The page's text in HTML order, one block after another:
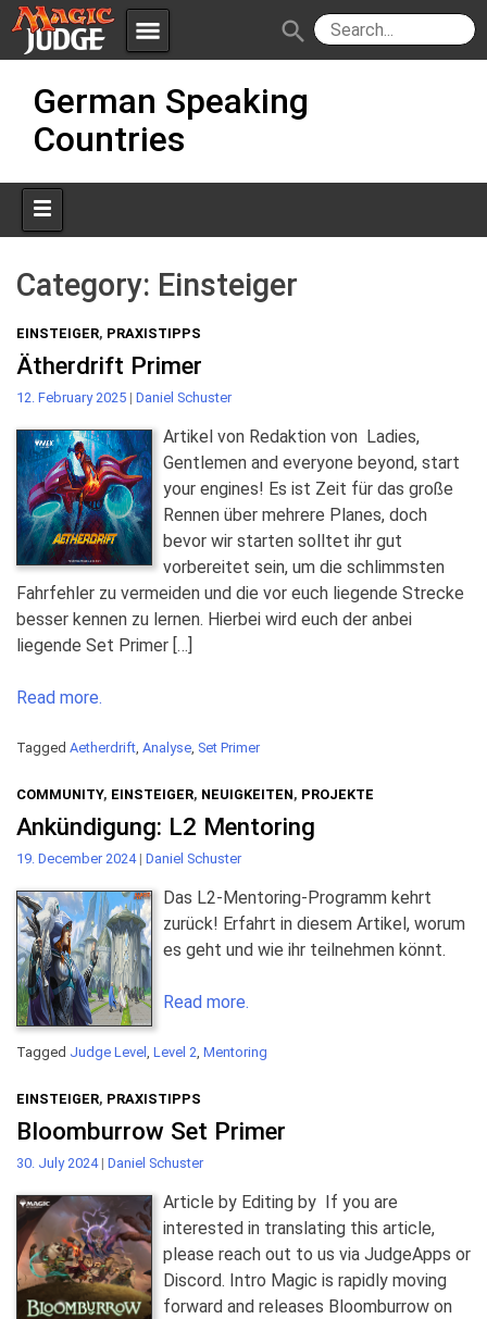
menu
JudgeApps
Policies
search
content
German Speaking
Countries
Category: Einsteiger
EINSTEIGER, PRAXISTIPPS
Ätherdrift Primer
12. February 2025 | Daniel Schuster
Artikel von Redaktion von Ladies,
Gentlemen and everyone beyond, start
your engines! Es ist Zeit für das große
Rennen über mehrere Planes, doch
bevor wir starten solltet ihr gut
vorbereitet sein, um die schlimmsten
Fahrfehler zu vermeiden und die vor euch liegende Strecke
besser kennen zu lernen. Hierbei wird euch der anbei
liegende Set Primer […]
Read more.
Tagged Aetherdrift, Analyse, Set Primer
COMMUNITY, EINSTEIGER, NEUIGKEITEN, PROJEKTE
Ankündigung: L2 Mentoring
19. December 2024 | Daniel Schuster
Das L2-Mentoring-Programm kehrt
zurück! Erfahrt in diesem Artikel, worum
es geht und wie ihr teilnehmen könnt.
Read more.
Tagged Judge Level , Level 2, Mentoring
EINSTEIGER, PRAXISTIPPS
Bloomburrow Set Primer
30. July 2024 | Daniel Schuster
Article by Editing by If you are
interested in translating this article,
please reach out to us via JudgeApps or
Discord. Intro Magic is rapidly moving
forward and releases Bloomburrow on